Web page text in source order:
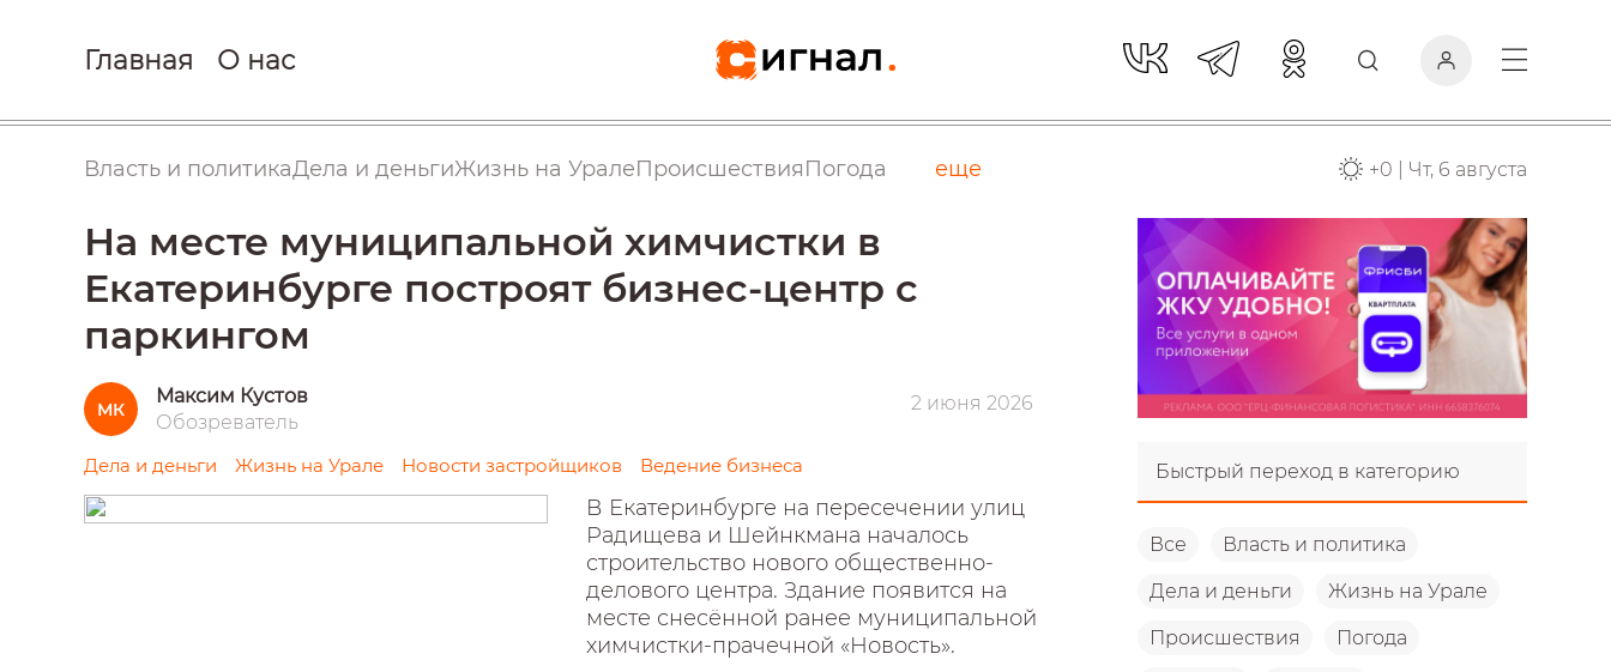
Главная О нас
Власть и политикаДела и деньгиЖизнь на УралеПроисшествияПогода еще +0 Чт, 6 августа
На месте муниципальной химчистки в
Екатеринбурге построят бизнес-центр с
паркингом
МК
Максим Кустов
Обозреватель
2 июня 2026
Дела и деньги Жизнь на Урале Новости застройщиков Ведение бизнеса
В Екатеринбурге на пересечении улиц
Радищева и Шейнкмана началось
строительство нового общественно-
делового центра. Здание появится на
месте снесённой ранее муниципальной
химчистки-прачечной «Новость».
Быстрый переход в категорию
Все Власть и политика
Дела и деньги Жизнь на Урале
Происшествия Погода